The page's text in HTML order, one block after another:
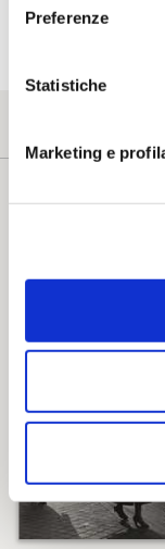
maggiori dettagli,
Preferenze
Statistiche
Marketing e
ISBN:9788893907385
Mirco